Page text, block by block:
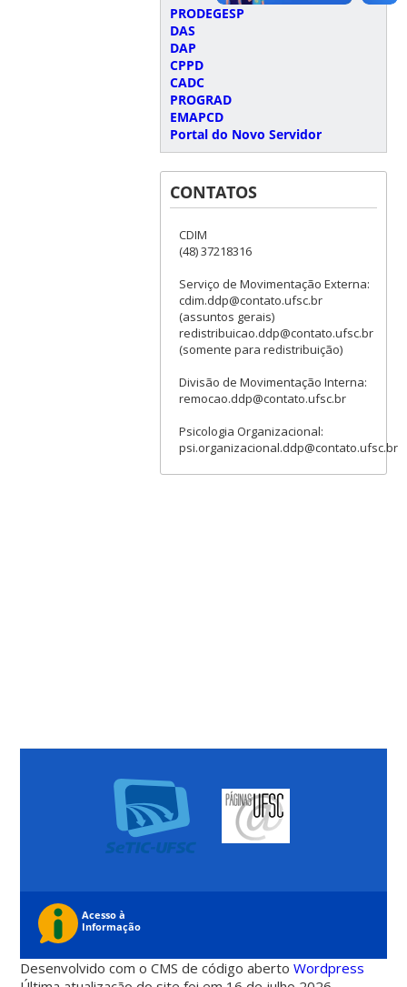
PRODEGESP
DAS
DAP
CPPD
CADC
PROGRAD
EMAPCD
Portal do Novo Servidor
CONTATOS
CDIM
(48) 37218316
Serviço de Movimentação Externa:
cdim.ddp@contato.ufsc.br
(assuntos gerais)
redistribuicao.ddp@contato.ufsc.br
(somente para redistribuição)
Divisão de Movimentação Interna:
remocao.ddp@contato.ufsc.br
Psicologia Organizacional:
psi.organizacional.ddp@contato.ufsc.br
Desenvolvido com o CMS de código abertoWordpress